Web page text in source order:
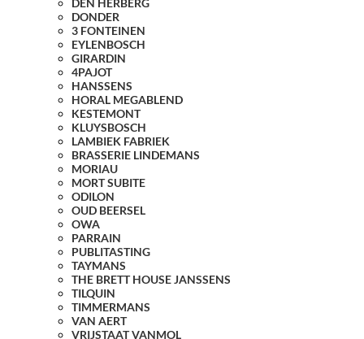
DEN HERBERG
DONDER
3 FONTEINEN
EYLENBOSCH
GIRARDIN
4PAJOT
HANSSENS
HORAL MEGABLEND
KESTEMONT
KLUYSBOSCH
LAMBIEK FABRIEK
BRASSERIE LINDEMANS
MORIAU
MORT SUBITE
ODILON
OUD BEERSEL
OWA
PARRAIN
PUBLITASTING
TAYMANS
THE BRETT HOUSE JANSSENS
TILQUIN
TIMMERMANS
VAN AERT
VRIJSTAAT VANMOL